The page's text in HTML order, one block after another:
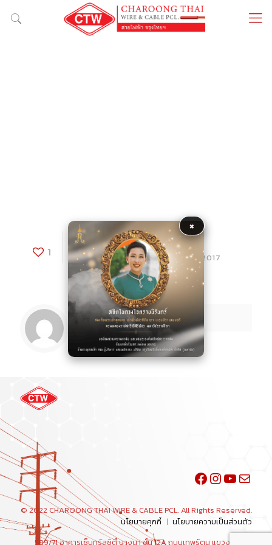
1
INCOMING LNSPECLIONS_1
Published by
at 26/07/2017
Facebook
Mail
© 2022 CHAROONG THAI WIRE & CABLE PCL. All Rights Reserved.
นโยบายคุกกี้ | นโยบายความเป็นส่วนตัว
589/71 อาคารเซ็นทรัลซิตี้ บางนา ชั้น 12A ถนนเทพรัตน แขวงบางนา
×